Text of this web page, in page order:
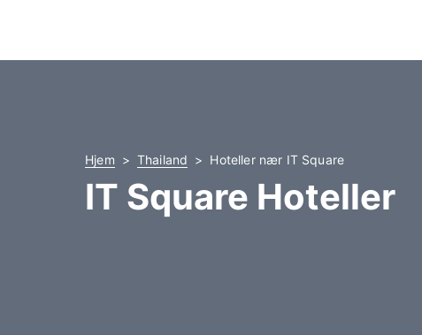
Hjem Thailand Hoteller nær IT Square
IT Square Hoteller